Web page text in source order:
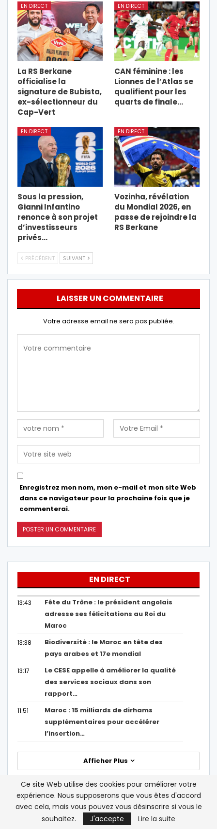
EN DIRECT
La RS Berkane
officialise la
signature de Bubista,
ex-sélectionneur du
Cap-Vert
EN DIRECT
CAN féminine : les
Lionnes de l’Atlas se
qualifient pour les
quarts de finale…
EN DIRECT
Sous la pression,
Gianni Infantino
renonce à son projet
d’investisseurs
privés…
EN DIRECT
Vozinha, révélation
du Mondial 2026, en
passe de rejoindre la
RS Berkane
PRÉCÉDENT SUIVANT
LAISSER UN COMMENTAIRE
Votre adresse email ne sera pas publiée.
Enregistrez mon nom, mon e-mail et mon site Web
dans ce navigateur pour la prochaine fois que je
commenterai.
EN DIRECT
13:43
Fête du Trône : le président angolais
adresse ses félicitations au Roi du
Maroc
13:38
Biodiversité : le Maroc en tête des
pays arabes et 17e mondial
13:17
Le CESE appelle à améliorer la qualité
des services sociaux dans son
rapport…
11:51
Maroc : 15 milliards de dirhams
supplémentaires pour accélérer
l’insertion…
Afficher Plus
Ce site Web utilise des cookies pour améliorer votre
expérience. Nous supposerons que vous êtes d'accord
avec cela, mais vous pouvez vous désinscrire si vous le
souhaitez.
J'accepte Lire la suite